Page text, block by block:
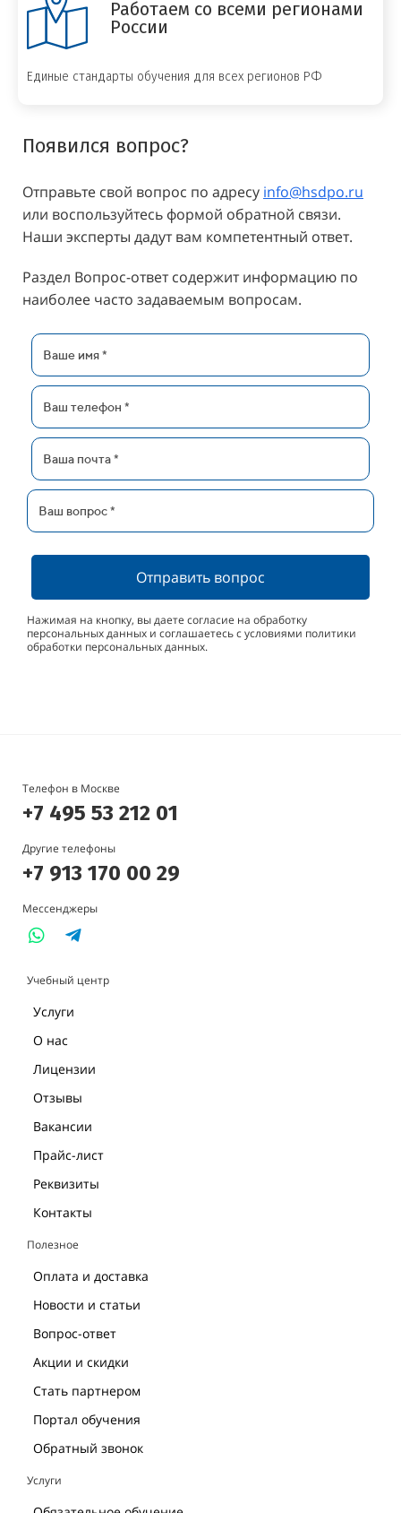
Работаем со всеми регионами
России
Единые стандарты обучения для всех регионов РФ
Появился вопрос?
Отправьте свой вопрос по адресу info@hsdpo.ru
или воспользуйтесь формой обратной связи.
Наши эксперты дадут вам компетентный ответ.
Раздел Вопрос-ответ содержит информацию по
наиболее часто задаваемым вопросам.
Отправить вопрос
Нажимая на кнопку, вы даете согласие на обработку
персональных данных и соглашаетесь с условиями политики
обработки персональных данных.
Телефон в Москве
+7 495 53 212 01
Другие телефоны
+7 913 170 00 29
Мессенджеры
Учебный центр
Услуги
О нас
Лицензии
Отзывы
Вакансии
Прайс-лист
Реквизиты
Контакты
Полезное
Оплата и доставка
Новости и статьи
Вопрос-ответ
Акции и скидки
Стать партнером
Портал обучения
Обратный звонок
Услуги